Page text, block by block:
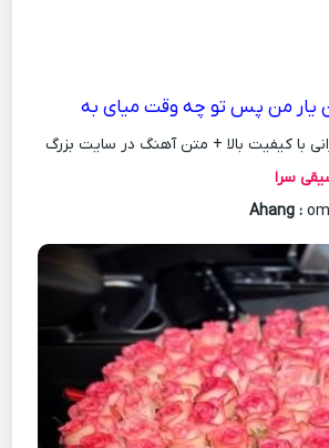
یار من پس تو چه وقت میای به
با کیفیت بالا + متن آهنگ در سایت بزرگ
سرا
Ahang :